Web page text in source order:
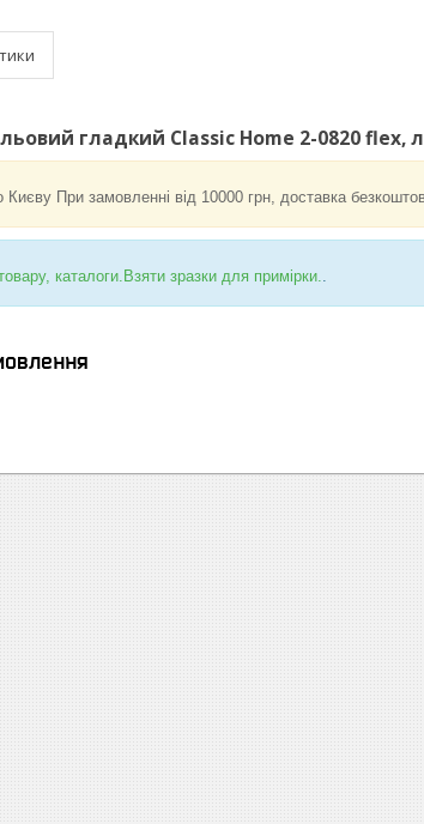
гладкий Classic Home 2-0820 flex,
Києву При замовленні від 10000 грн, доставка
каталоги.Взяти зразки для примірки..